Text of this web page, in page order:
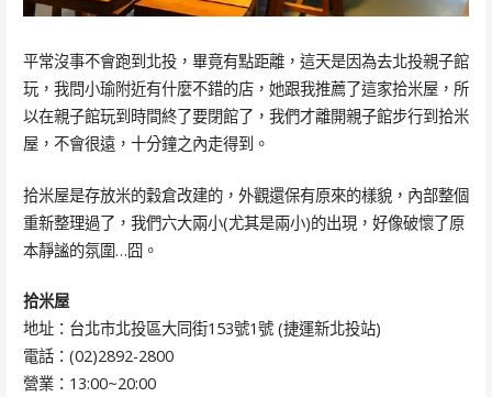
平常沒事不會跑到北投，畢竟有點距離，這天是因為去北投親子館
玩，我問小瑜附近有什麼不錯的店，她跟我推薦了這家拾米屋，所
以在親子館玩到時間終了要閉館了，我們才離開親子館步行到拾米
屋，不會很遠，十分鐘之內走得到。
拾米屋是存放米的穀倉改建的，外觀還保有原來的樣貌，內部整個
重新整理過了，我們六大兩小(尤其是兩小)的出現，好像破懷了原
本靜謐的氛圍…囧。
拾米屋
地址：台北市北投區大同街153號1號 (捷運新北投站)
電話：(02)2892-2800
營業：13:00~20:00